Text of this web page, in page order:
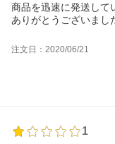
商品を迅速に発送して
ありがとうございまし
注文日：2020/06/21
1